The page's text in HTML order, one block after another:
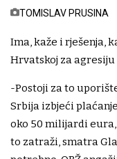
TOMISLAV PRUSINA
Ima, kaže i rješenja,
Hrvatskoj za
-Postoji za to
Srbija izbjeći
oko 50 milijardi
to zatraži, smatra